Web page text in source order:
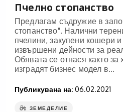
Пчелно стопанство
Предлагам съдружие в
стопанство". Налични
пчелини, закупени кошери
извършени дейности за
Обявата се отнася както за
изградят бизнес модел в...
Публикувана на: 06.02.2021
ЗЕМЕДЕЛИЕ